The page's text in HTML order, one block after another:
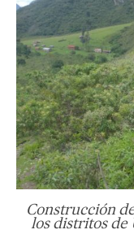
Construcción
los distritos de